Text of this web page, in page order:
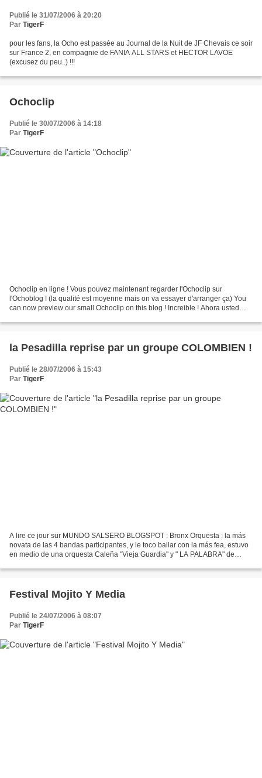
Publié le 31/07/2006 à 20:20
Par TigerF
pour les fans, la Ocho est passée au Journal de la Nuit de JF Chevais ce soir
sur France 2, en compagnie de FANIA ALL STARS et HECTOR LAVOE
(excusez du peu..) !!!
Ochoclip
Publié le 30/07/2006 à 14:18
Par TigerF
Ochoclip en ligne ! Vous pouvez maintenant regarder l'Ochoclip sur
l'Ochoblog ! (la qualité est moyenne mais on va essayer d'arranger ça) You
can now preview our small Ochoclip on this blog ! Increible ! Ahora usted
la Pesadilla reprise par un groupe COLOMBIEN !
Publié le 28/07/2006 à 15:43
Par TigerF
A lire ce jour sur MUNDO SALSERO BLOGSPOT : Bronx Orquesta : la más
novata de las 4 bandas participantes, y le toco bailar con la más fea, estuvo
en medio de una orquesta Caleña "Vieja Guardia" y " LA PALABRA" de
Festival Mojito Y Media
Publié le 24/07/2006 à 08:07
Par TigerF